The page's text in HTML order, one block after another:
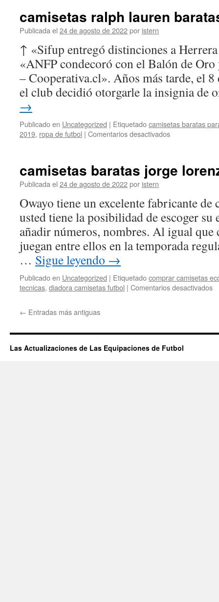
camisetas ralph lauren
Publicada el 24 de agosto de 2022por istern
↑ «Sifup entregó distinciones a
«ANFP condecoró con el Balón de
– Cooperativa.cl». Años más tarde, el
el club decidió otorgarle la insignia
→
Publicado en Uncategorized | Etiquetadocamisetas baratas
2019, ropa de futbol | Comentarios desactivadosen
baratas
camisetas baratas jorge
Publicada el 24 de agosto de 2022por istern
Owayo tiene un excelente fabricante de
usted tiene la posibilidad de escoger su
añadir números, nombres. Al igual que
juegan entre ellos en la temporada
… Sigue leyendo →
Publicado en Uncategorized | Etiquetadocomprar camisetas
tecnicas, diadora camisetas futbol | Comentarios desactivados
← Entradas más antiguas
Las Actualizaciones de Las Equipaciones de Futbol